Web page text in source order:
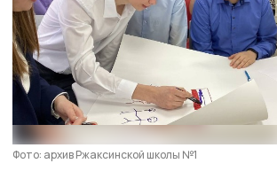
Фото: архив Ржаксинской школы №1